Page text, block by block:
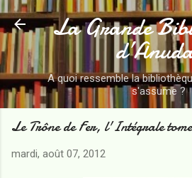
Accéder au contenu
La Grande
A quoi ressemble la
s'assume ?
Le Trône de Fer, l'Intégrale
mardi, août 07, 2012